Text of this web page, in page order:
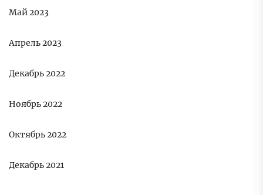
Май 2023
Апрель 2023
Декабрь 2022
Ноябрь 2022
Октябрь 2022
Декабрь 2021